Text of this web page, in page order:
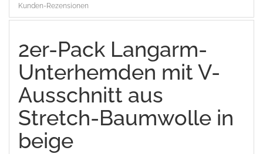
Kunden-Rezensionen
2er-Pack Langarm-
Unterhemden mit V-
Ausschnitt aus
Stretch-Baumwolle in
beige